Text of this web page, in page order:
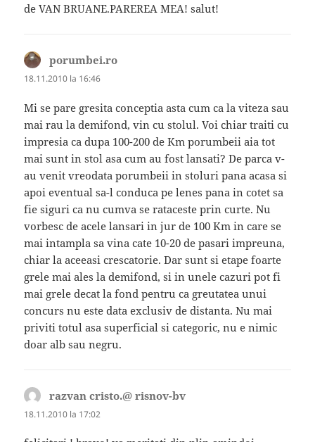
de VAN BRUANE.PAREREA MEA! salut!
porumbei.ro
18.11.2010 la 16:46
Mi se pare gresita conceptia asta cum ca la viteza sau
mai rau la demifond, vin cu stolul. Voi chiar traiti cu
impresia ca dupa 100-200 de Km porumbeii aia tot
mai sunt in stol asa cum au fost lansati? De parca v-
au venit vreodata porumbeii in stoluri pana acasa si
apoi eventual sa-l conduca pe lenes pana in cotet sa
fie siguri ca nu cumva se rataceste prin curte. Nu
vorbesc de acele lansari in jur de 100 Km in care se
mai intampla sa vina cate 10-20 de pasari impreuna,
chiar la aceeasi crescatorie. Dar sunt si etape foarte
grele mai ales la demifond, si in unele cazuri pot fi
mai grele decat la fond pentru ca greutatea unui
concurs nu este data exclusiv de distanta. Nu mai
priviti totul asa superficial si categoric, nu e nimic
doar alb sau negru.
razvan cristo.@ risnov-bv
18.11.2010 la 17:02